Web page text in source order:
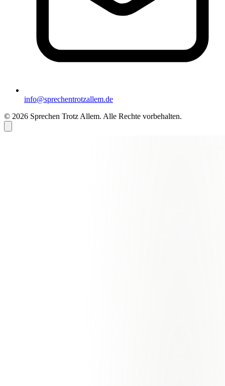
info@sprechentrotzallem.de
© 2026 Sprechen Trotz Allem. Alle Rechte vorbehalten.